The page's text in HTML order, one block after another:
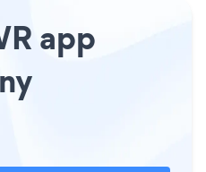
app